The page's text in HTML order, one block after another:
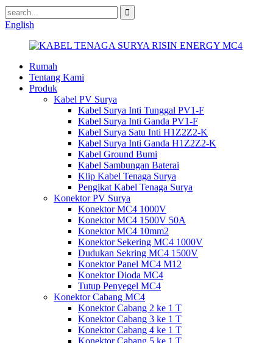
English
Rumah
Tentang Kami
Produk
Kabel PV Surya
Kabel Surya Inti Tunggal PV1-F
Kabel Surya Inti Ganda PV1-F
Kabel Surya Satu Inti H1Z2Z2-K
Kabel Surya Inti Ganda H1Z2Z2-K
Kabel Ground Bumi
Kabel Sambungan Baterai
Klip Kabel Tenaga Surya
Pengikat Kabel Tenaga Surya
Konektor PV Surya
Konektor MC4 1000V
Konektor MC4 1500V 50A
Konektor MC4 10mm2
Konektor Sekering MC4 1000V
Dudukan Sekring MC4 1500V
Konektor Panel MC4 M12
Konektor Dioda MC4
Tutup Penyegel MC4
Konektor Cabang MC4
Konektor Cabang 2 ke 1 T
Konektor Cabang 3 ke 1 T
Konektor Cabang 4 ke 1 T
Konektor Cabang 5 ke 1 T